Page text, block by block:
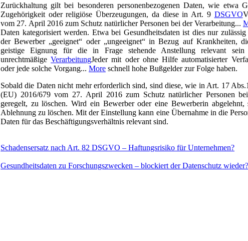
Zurückhaltung gilt bei besonderen personenbezogenen Daten, wie etwa
Zugehörigkeit oder religiöse Überzeugungen, da diese in Art. 9 DSGVO
vom 27. April 2016 zum Schutz natürlicher Personen bei der Verarbeitung...
Daten kategorisiert werden. Etwa bei Gesundheitsdaten ist dies nur
der Bewerber „geeignet“ oder „ungeeignet“ in Bezug auf Krankheiten,
geistige Eignung für die in Frage stehende Anstellung relevant
unrechtmäßigeVerarbeitungJeder mit oder ohne Hilfe automatisierter
oder jede solche Vorgang... More schnell hohe Bußgelder zur Folge haben.
Sobald die Daten nicht mehr erforderlich sind, sind diese, wie in Art. 17
(EU) 2016/679 vom 27. April 2016 zum Schutz natürlicher Personen
geregelt, zu löschen. Wird ein Bewerber oder eine Bewerberin
Ablehnung zu löschen. Mit der Einstellung kann eine Übernahme in die
Daten für das Beschäftigungsverhältnis relevant sind.
Schadensersatz nach Art. 82 DSGVO – Haftungsrisiko für Unternehmen?
Gesundheitsdaten zu Forschungszwecken – blockiert der Datenschutz wieder?